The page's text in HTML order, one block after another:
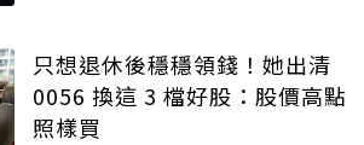
只想退休後穩穩領錢！她出清
0056 換這 3 檔好股：股價高點
照樣買